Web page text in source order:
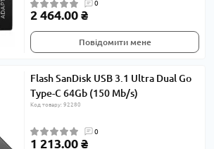
0
2 464.00 ₴
Повідомити мене
Flash SanDisk USB 3.1 Ultra Dual Go
Type-C 64Gb (150 Mb/s)
Код товару: 92280
0
1 213.00 ₴